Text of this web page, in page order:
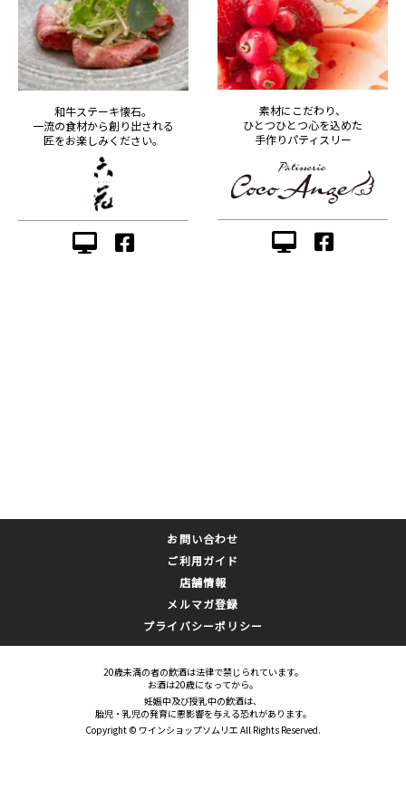
和牛ステーキ懐石。
一流の食材から創り出される
匠をお楽しみください。
素材にこだわり、
ひとつひとつ心を込めた
手作りパティスリー
お問い合わせ
ご利用ガイド
店舗情報
メルマガ登録
プライバシーポリシー
20歳未満の者の飲酒は法律で禁じられています。
お酒は20歳になってから。
妊娠中及び授乳中の飲酒は、
胎児・乳児の発育に悪影響を与える恐れがあります。
Copyright © ワインショップソムリエ All Rights Reserved.